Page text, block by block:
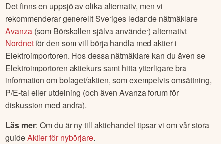
Det finns en uppsjö av olika alternativ, men vi
rekommenderar generellt Sveriges ledande nätmäklare
Avanza (som Börskollen själva använder) alternativt
Nordnetför den som vill börja handla med aktier i
Elektroimportoren. Hos dessa nätmäklare kan du även se
Elektroimportoren aktiekurs samt hitta ytterligare bra
information om bolaget/aktien, som exempelvis omsättning,
P/E-tal eller utdelning (och även Avanza forum för
diskussion med andra).
Läs mer: Om du är ny till aktiehandel tipsar vi om vår stora
guideAktier för nybörjare.